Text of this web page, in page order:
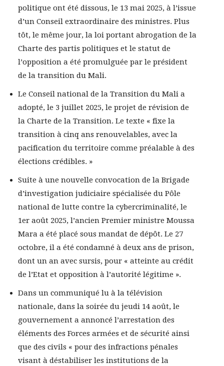
politique ont été dissous, le 13 mai 2025, à l’issue
d’un Conseil extraordinaire des ministres. Plus
tôt, le même jour, la loi portant abrogation de la
Charte des partis politiques et le statut de
l’opposition a été promulguée par le président
de la transition du Mali.
Le Conseil national de la Transition du Mali a
adopté, le 3 juillet 2025, le projet de révision de
la Charte de la Transition. Le texte « fixe la
transition à cinq ans renouvelables, avec la
pacification du territoire comme préalable à des
élections crédibles. »
Suite à une nouvelle convocation de la Brigade
d’investigation judiciaire spécialisée du Pôle
national de lutte contre la cybercriminalité, le
1er août 2025, l’ancien Premier ministre Moussa
Mara a été placé sous mandat de dépôt. Le 27
octobre, il a été condamné à deux ans de prison,
dont un an avec sursis, pour « atteinte au crédit
de l’Etat et opposition à l’autorité légitime ».
Dans un communiqué lu à la télévision
nationale, dans la soirée du jeudi 14 août, le
gouvernement a annoncé l’arrestation des
éléments des Forces armées et de sécurité ainsi
que des civils « pour des infractions pénales
visant à déstabiliser les institutions de la